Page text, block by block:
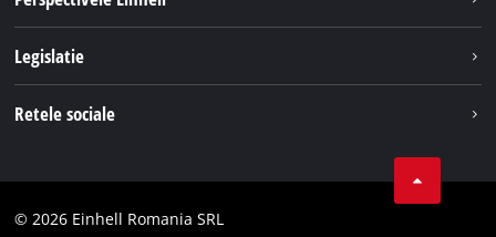
Sistemul de acumulatori
Einhell in lume
Legislatie
Declaratie de accesibilitate
Retele sociale
Facebook
© 2026 Einhell Romania SRL